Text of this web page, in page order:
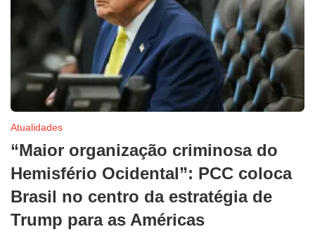
Atualidades
“Maior organização criminosa do
Hemisfério Ocidental”: PCC coloca
Brasil no centro da estratégia de
Trump para as Américas